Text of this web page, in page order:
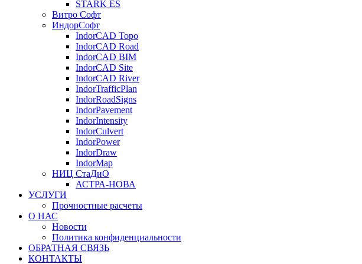
STARK ES
Витро Софт
ИндорСофт
IndorCAD Topo
IndorCAD Road
IndorCAD BIM
IndorCAD Site
IndorCAD River
IndorTrafficPlan
IndorRoadSigns
IndorPavement
IndorIntensity
IndorCulvert
IndorPower
IndorDraw
IndorMap
НИЦ СтаДиО
АСТРА-НОВА
УСЛУГИ
Прочностные расчеты
О НАС
Новости
Политика конфиденциальности
ОБРАТНАЯ СВЯЗЬ
КОНТАКТЫ